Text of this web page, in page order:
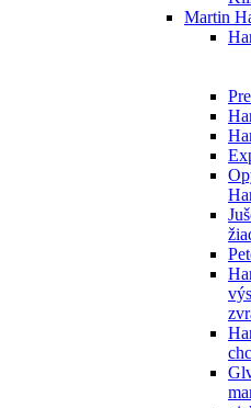
Martin